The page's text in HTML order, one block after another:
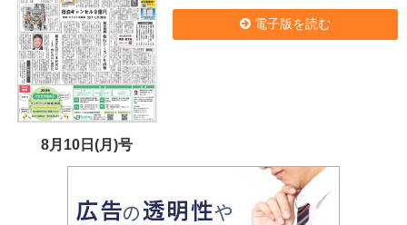
8月10日(月)号
電子版を読む